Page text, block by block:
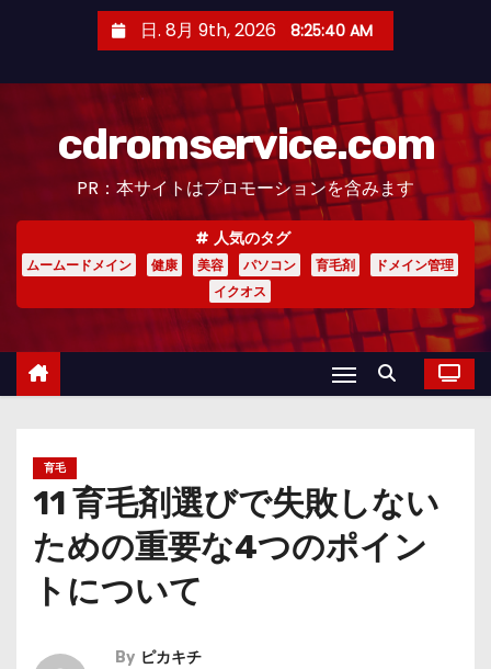
日. 8月 9th, 2026 8:25:41 AM
cdromservice.com
PR：本サイトはプロモーションを含みます
人気のタグ
ムームードメイン 健康 美容 パソコン 育毛剤
ドメイン管理
イクオス
育毛
11 育毛剤選びで失敗しない
ための重要な4つのポイン
トについて
By ピカキチ